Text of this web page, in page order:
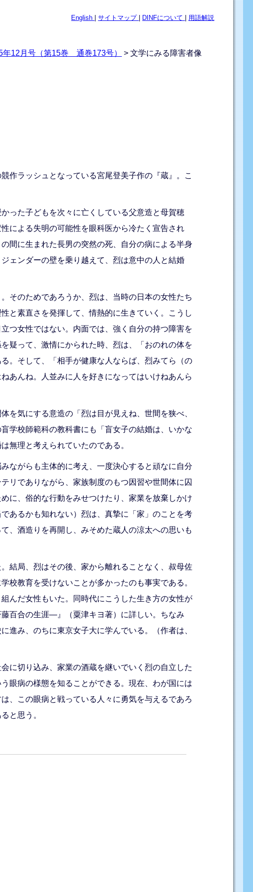
English |サイトマップ DINFについて 用語解説
12月号（第15巻 通巻173号）
> 文学にみる障害者像
作ラッシュとなっている宮尾登美子作の『蔵』。こ
った子どもを次々に亡くしている父意造と母賀穂
による失明の可能性を眼科医から冷たく宣告され
間に生まれた長男の突然の死、自分の病による半身
ェンダーの壁を乗り越えて、烈は意中の人と結婚
そのためであろうか、烈は、当時の日本の女性たち
と素直さを発揮して、情熱的に生きていく。こうし
つ女性ではない。内面では、強く自分の持つ障害を
疑って、激情にかられた時、烈は、「おのれの体を
。そして、「相手が健康な人ならば、烈みてら（の
あんね。人並みに人を好きになってはいけねあんら
気にする意造の「烈は目が見えね、世間を狭べ、
学校師範科の教科書にも「盲女子の結婚は、いかな
無理と考えられていたのである。
ながらも主体的に考え、一度決心すると頑なに自分
リでありながら、家族制度のもつ因習や世間体に囚
に、俗的な行動をみせつけたり、家業を放棄しかけ
あるかも知れない）烈は、真摯に「家」のことを考
、酒造りを再開し、みそめた蔵人の涼太への思いも
結局、烈はその後、家から離れることなく、叔母佐
校教育を受けないことが多かったのも事実である。
んだ女性もいた。同時代にこうした生き方の女性が
百合の生涯―』（粟津キヨ著）に詳しい。ちなみ
進み、のちに東京女子大に学んでいる。（作者は、
に切り込み、家業の酒蔵を継いでいく烈の自立した
眼病の様態を知ることができる。現在、わが国には
、この眼病と戦っている人々に勇気を与えるであろ
と思う。